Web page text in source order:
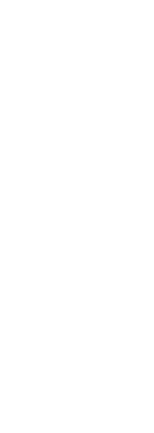
Doorgaans binnen 24